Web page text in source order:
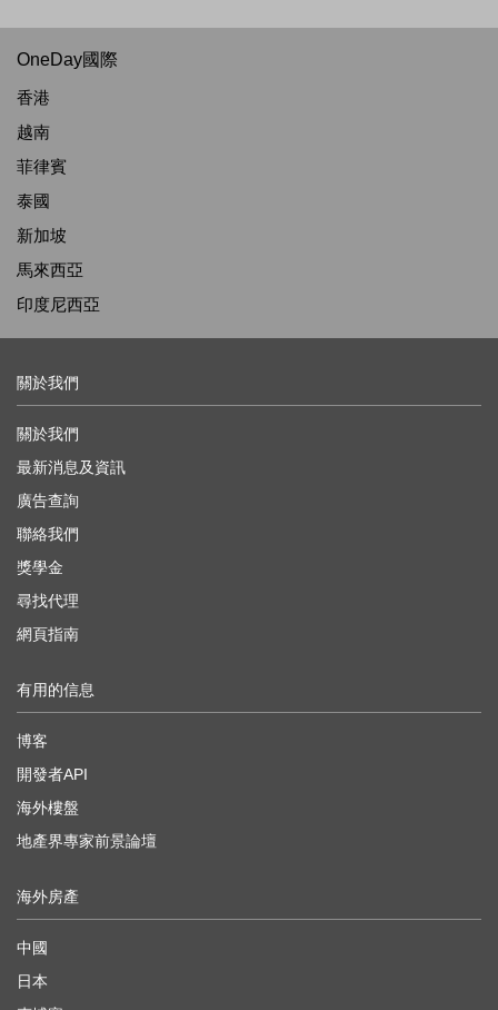
OneDay國際
香港
越南
菲律賓
泰國
新加坡
馬來西亞
印度尼西亞
關於我們
關於我們
最新消息及資訊
廣告查詢
聯絡我們
獎學金
尋找代理
網頁指南
有用的信息
博客
開發者API
海外樓盤
地產界專家前景論壇
海外房產
中國
日本